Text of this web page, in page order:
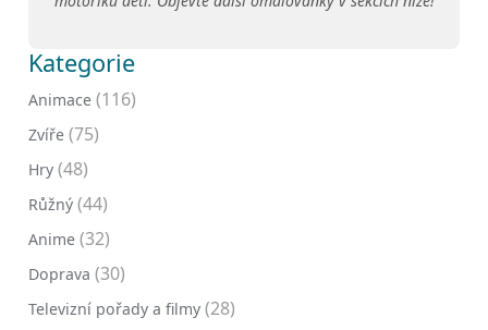
Kategorie
Animace (116)
Zvíře (75)
Hry (48)
Růžný (44)
Anime (32)
Doprava (30)
Televizní pořady a filmy (28)